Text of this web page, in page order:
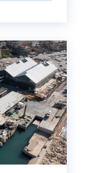
אביב-
מאירה
את
מיכלי
הדלק
של
תחנת
הכוח
רדינג)